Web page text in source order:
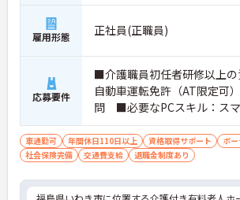
雇用形態 正社員(正職員)
応募要件
■介護職員初任者研修以上
自動車運転免許（AT限定
問 ■必要なPCスキル：ス
字入力ができれば問題なし
車通勤可 年間休日110日以上 資格取得サポート
ボ
社会保険完備
交通費支給 退職金制度あり